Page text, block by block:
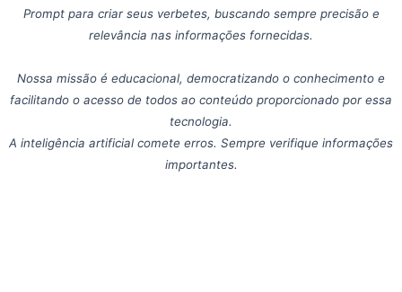
Prompt para criar seus verbetes, buscando sempre precisão e
relevância nas informações fornecidas.
Nossa missão é educacional, democratizando o conhecimento e
facilitando o acesso de todos ao conteúdo proporcionado por essa
tecnologia.
A inteligência artificial comete erros. Sempre verifique informações
importantes.